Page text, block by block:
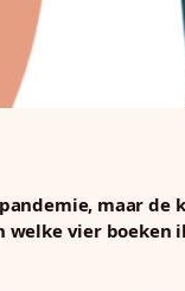
maar
welke vier boeken